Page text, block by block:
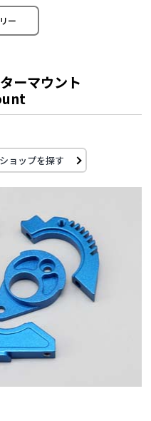
ー
ーマウント
ショップを探す